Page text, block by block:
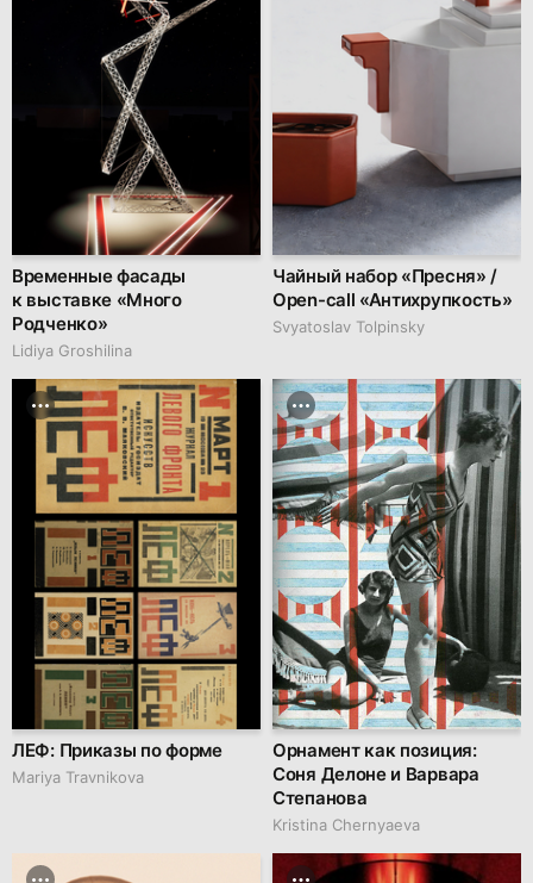
Временные фасады
к выставке «Много
Родченко»
Lidiya Groshilina
Чайный набор «Пресня» /
Open-call «Антихрупкость»
Svyatoslav Tolpinsky
ЛЕФ: Приказы по форме
Mariya Travnikova
Орнамент как позиция:
Соня Делоне и Варвара
Степанова
Kristina Chernyaeva